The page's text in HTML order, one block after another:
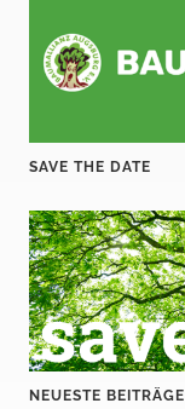
SAVE THE DATE
NEUESTE BEITRÄGE